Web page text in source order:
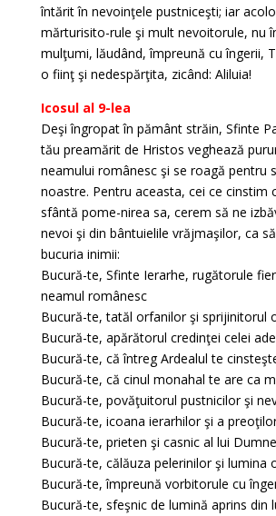
întărit în nevoinţele pustniceşti; iar
mărturisito-rule şi mult nevoitorule, nu
mulţumi, lăudând, împreună cu îngerii,
o fiinţ şi nedespărţita, zicând: Aliluia!
Icosul al 9-lea
Deşi îngropat în pământ străin, Sfinte
tău preamărit de Hristos veghează
neamului românesc şi se roagă pentru
noastre. Pentru aceasta, cei ce cinstim
sfântă pome-nirea sa, cerem să ne
nevoi şi din bântuielile vrăjmaşilor, ca
bucuria inimii:
Bucură-te, Sfinte Ierarhe, rugătorule
neamul românesc
Bucură-te, tatăl orfanilor şi sprijinitorul
Bucură-te, apărătorul credinţei celei
Bucură-te, că întreg Ardealul te
Bucură-te, că cinul monahal te are ca
Bucură-te, povăţuitorul pustnicilor şi
Bucură-te, icoana ierarhilor şi a
Bucură-te, prieten şi casnic al lui
Bucură-te, călăuza pelerinilor şi lumina
Bucură-te, împreună vorbitorule cu
Bucură-te, sfeşnic de lumină aprins din